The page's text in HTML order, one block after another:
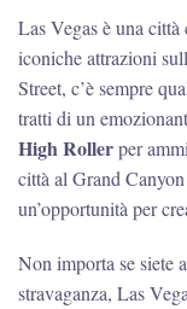
Las Vegas è una
iconiche attrazioni
Street, c’è sempre
tratti di un
High Rollerper
città al Grand
un’opportunità per
Non importa se siete
stravaganza, Las